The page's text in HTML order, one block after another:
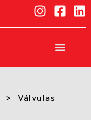
Válvulas